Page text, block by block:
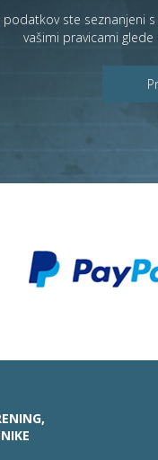
podatkov ste seznanjeni s
vašimi pravicami